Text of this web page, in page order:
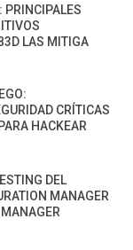
PRINCIPALES
LAS MITIGA
CRÍTICAS
HACKEAR
DEL
MANAGER